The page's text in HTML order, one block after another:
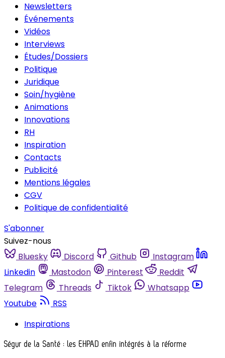
Newsletters
Événements
Vidéos
Interviews
Études/Dossiers
Politique
Juridique
Soin/hygiène
Animations
Innovations
RH
Inspiration
Contacts
Publicité
Mentions légales
CGV
Politique de confidentialité
S'abonner
Suivez-nous
Bluesky
Discord Github
Instagram
Linkedin
Mastodon Pinterest
Reddit
Telegram
Threads Tiktok
Whatsapp
Youtube
RSS
Inspirations
Ségur de la Santé : les EHPAD enfin intégrés à la réforme